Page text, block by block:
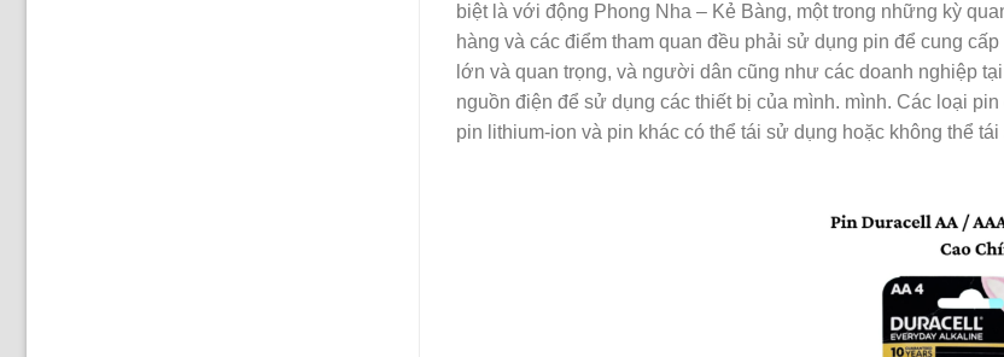
biệt là với động Phong Nha – Kẻ Bàng, một trong những kỳ
hàng và các điểm tham quan đều phải sử dụng pin để cung
lớn và quan trọng, và người dân cũng như các doanh nghiệp
nguồn điện để sử dụng các thiết bị của mình. mình. Các loại
pin lithium-ion và pin khác có thể tái sử dụng hoặc không thể